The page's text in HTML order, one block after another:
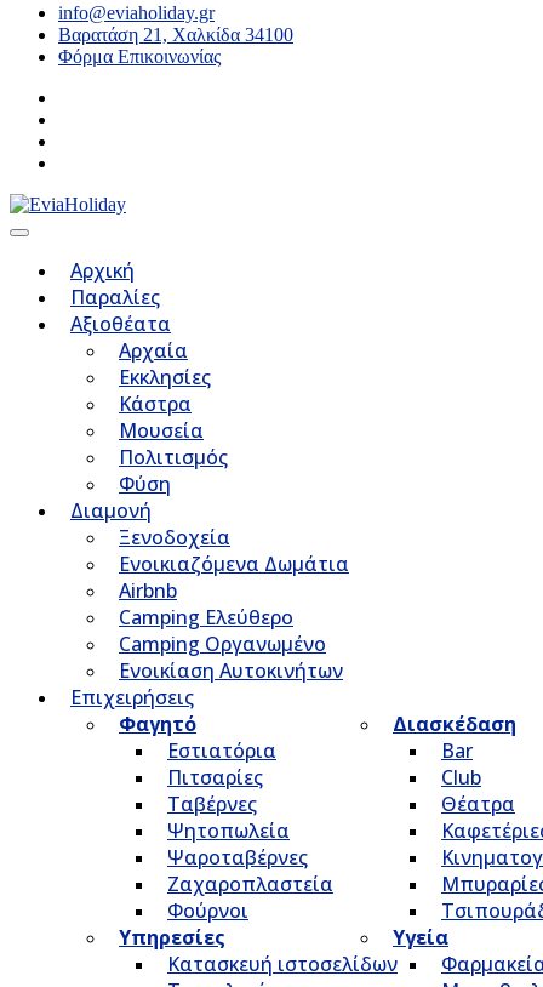
info@eviaholiday.gr
Βαρατάση 21, Χαλκίδα 34100
Φόρμα Επικοινωνίας
Αρχική
Παραλίες
Αξιοθέατα
Αρχαία
Εκκλησίες
Κάστρα
Μουσεία
Πολιτισμός
Φύση
Διαμονή
Ξενοδοχεία
Ενοικιαζόμενα Δωμάτια
Airbnb
Camping Ελεύθερο
Camping Οργανωμένο
Ενοικίαση Αυτοκινήτων
Επιχειρήσεις
Φαγητό
Εστιατόρια
Πιτσαρίες
Ταβέρνες
Ψητοπωλεία
Ψαροταβέρνες
Ζαχαροπλαστεία
Φούρνοι
Διασκέδαση
Bar
Club
Θέατρα
Υπηρεσίες
Κατασκευή ιστοσελίδων
Υγεία